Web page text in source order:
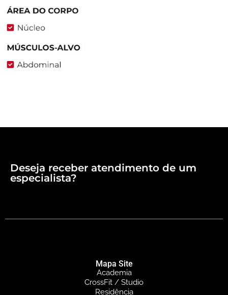
Deseja receber atendimento de um
especialista?
Mapa Site
Academia
CrossFit / Studio
Residência